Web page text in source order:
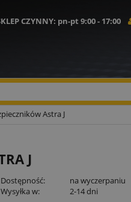
CZYNNY: pn-pt 9:00 - 17:00
Astra J
J
Dostępność:
na wyczerpaniu
Wysyłka w:
2-14 dni